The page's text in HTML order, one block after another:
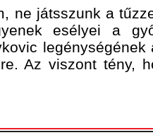
ne játsszunk a
esélyei a
Az viszont tény,